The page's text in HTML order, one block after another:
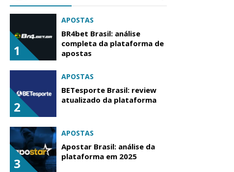
1
APOSTAS
BR4bet Brasil: análise
completa da plataforma de
apostas
2
APOSTAS
BETesporte Brasil: review
atualizado da plataforma
3
APOSTAS
Apostar Brasil: análise da
plataforma em 2025